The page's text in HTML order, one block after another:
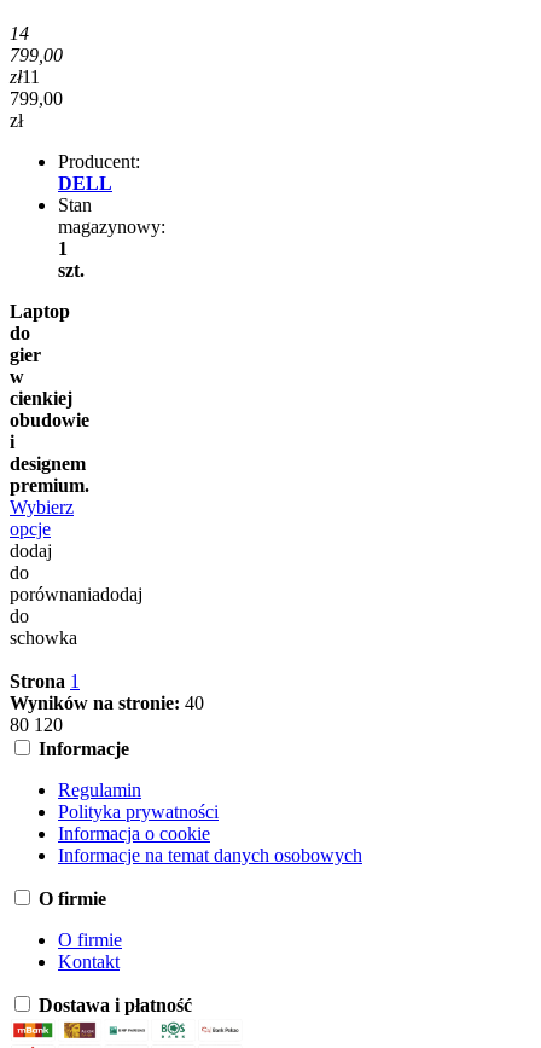
14
799,00
zł11
799,00
zł
Producent:
DELL
Stan
magazynowy:
1
szt.
Laptop
do
gier
w
cienkiej
obudowie
i
designem
premium.
Wybierz
opcje
dodaj
do
porównaniadodaj
do
schowka
Strona 1
Wyników na stronie: 40
80 120
Informacje
Regulamin
Polityka prywatności
Informacja o cookie
Informacje na temat danych osobowych
O firmie
O firmie
Kontakt
Dostawa i płatność